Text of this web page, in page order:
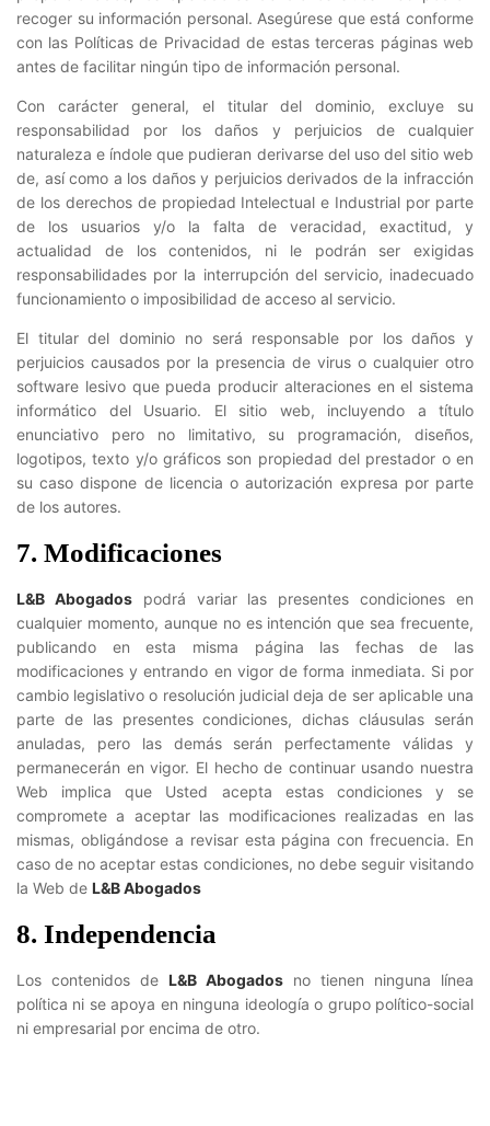
recoger su información personal. Asegúrese que está conforme
con las Políticas de Privacidad de estas terceras páginas web
antes de facilitar ningún tipo de información personal.
Con carácter general, el titular del dominio, excluye su
responsabilidad por los daños y perjuicios de cualquier
naturaleza e índole que pudieran derivarse del uso del sitio web
de, así como a los daños y perjuicios derivados de la infracción
de los derechos de propiedad Intelectual e Industrial por parte
de los usuarios y/o la falta de veracidad, exactitud, y
actualidad de los contenidos, ni le podrán ser exigidas
responsabilidades por la interrupción del servicio, inadecuado
funcionamiento o imposibilidad de acceso al servicio.
El titular del dominio no será responsable por los daños y
perjuicios causados por la presencia de virus o cualquier otro
software lesivo que pueda producir alteraciones en el sistema
informático del Usuario. El sitio web, incluyendo a título
enunciativo pero no limitativo, su programación, diseños,
logotipos, texto y/o gráficos son propiedad del prestador o en
su caso dispone de licencia o autorización expresa por parte
de los autores.
7. Modificaciones
L&B Abogadospodrá variar las presentes condiciones en
cualquier momento, aunque no es intención que sea frecuente,
publicando en esta misma página las fechas de las
modificaciones y entrando en vigor de forma inmediata. Si por
cambio legislativo o resolución judicial deja de ser aplicable una
parte de las presentes condiciones, dichas cláusulas serán
anuladas, pero las demás serán perfectamente válidas y
permanecerán en vigor. El hecho de continuar usando nuestra
Web implica que Usted acepta estas condiciones y se
compromete a aceptar las modificaciones realizadas en las
mismas, obligándose a revisar esta página con frecuencia. En
caso de no aceptar estas condiciones, no debe seguir visitando
la Web de L&B Abogados
8. Independencia
Los contenidos de L&B Abogados no tienen ninguna línea
política ni se apoya en ninguna ideología o grupo político-social
ni empresarial por encima de otro.